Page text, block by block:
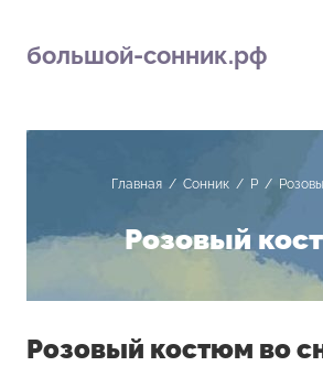
большой-сонник.рф
Главная / Сонник / Р /
Розовый
Розовый костюм во